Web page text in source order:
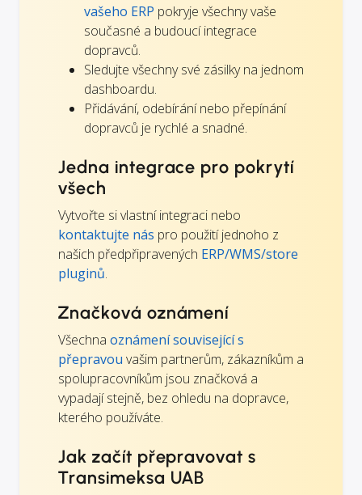
vašeho ERP pokryje všechny vaše
současné a budoucí integrace
dopravců.
Sledujte všechny své zásilky na jednom
dashboardu.
Přidávání, odebírání nebo přepínání
dopravců je rychlé a snadné.
Jedna integrace pro pokrytí
všech
Vytvořte si vlastní integraci nebo
kontaktujte nás pro použití jednoho z
našich předpřipravených ERP/WMS/store
pluginů.
Značková oznámení
Všechna oznámení související s
přepravou vašim partnerům, zákazníkům a
spolupracovníkům jsou značková a
vypadají stejně, bez ohledu na dopravce,
kterého používáte.
Jak začít přepravovat s
Transimeksa UAB